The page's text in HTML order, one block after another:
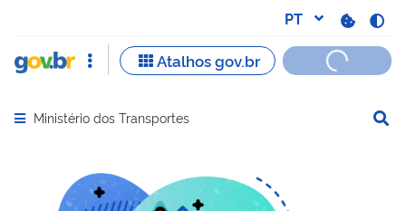
Abrir menu principal de navegação
Ministério dos Transportes